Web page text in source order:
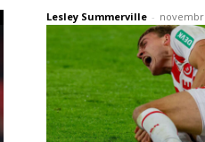
Lesley Summerville -